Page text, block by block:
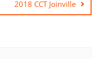
2018 CCT Joinville